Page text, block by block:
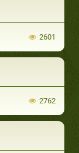
2601
2762